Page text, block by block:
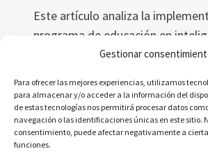
Gestionar
Para ofrecer las mejores experiencias, utilizamos
para almacenar y/o acceder a la información del
de estas tecnologías nos permitirá procesar datos
navegación o las identificaciones únicas en este sitio.
consentimiento, puede afectar negativamente a
funciones.
Este artículo analiza la
programa de educación en
artificial para estudiantes de
implementación y efectos
educación tecnológica y
LEER MÁS